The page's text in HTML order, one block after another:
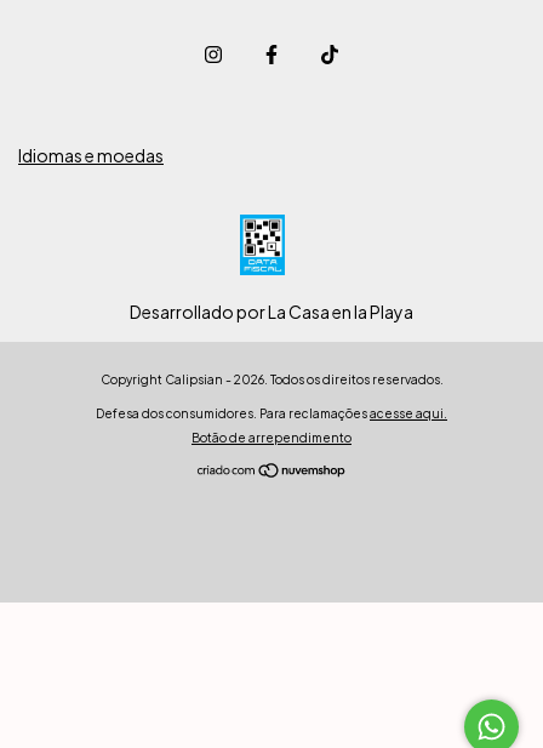
Idiomas e moedas
Desarrollado por La Casa en la Playa
Copyright Calipsian - 2026. Todos os direitos reservados.
Defesa dos consumidores. Para reclamaçõesacesse aqui.
Botão de arrependimento